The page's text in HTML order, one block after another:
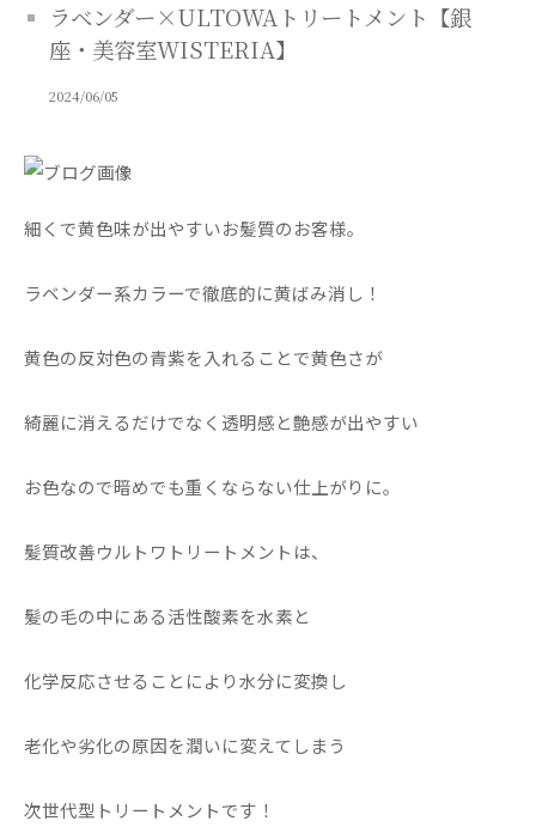
ラベンダー×ULTOWAトリートメント【銀
座・美容室WISTERIA】
2024/06/05
細くで黄色味が出やすいお髪質のお客様。
ラベンダー系カラーで徹底的に黄ばみ消し！
黄色の反対色の青紫を入れることで黄色さが
綺麗に消えるだけでなく透明感と艶感が出やすい
お色なので暗めでも重くならない仕上がりに。
髪質改善ウルトワトリートメントは、
髪の毛の中にある活性酸素を水素と
化学反応させることにより水分に変換し
老化や劣化の原因を潤いに変えてしまう
次世代型トリートメントです！